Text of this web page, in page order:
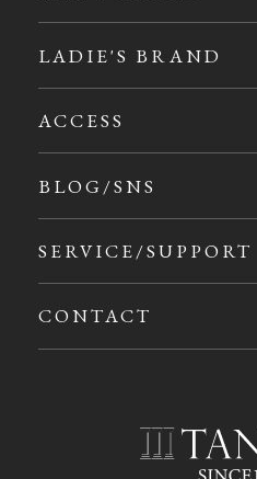
LADIE'S BRAND
ACCESS
BLOG/SNS
SERVICE/SUPPORT
CONTACT